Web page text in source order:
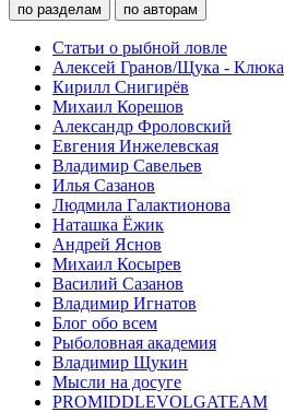
по разделам по авторам
Статьи о рыбной ловле
Алексей Гранов/Щука - Клюка
Кирилл Снигирёв
Михаил Корешов
Александр Фроловский
Евгения Инжелевская
Владимир Савельев
Илья Сазанов
Людмила Галактионова
Наташка Ёжик
Андрей Яснов
Михаил Косырев
Василий Сазанов
Владимир Игнатов
Блог обо всем
Рыболовная академия
Владимир Щукин
Мысли на досуге
PROMIDDLEVOLGATEAM